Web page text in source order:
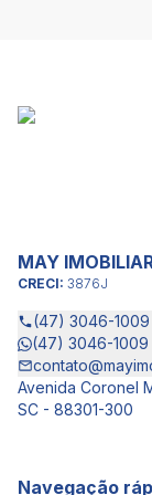
MAY
CRECI: 3876J
(47) 3046-1009
(47) 3046-1009
Avenida Coronel
SC - 88301-300
Navegação